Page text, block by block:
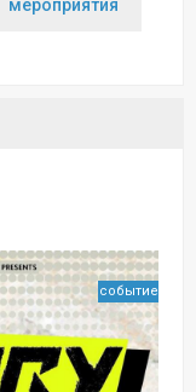
мероприятия
событие